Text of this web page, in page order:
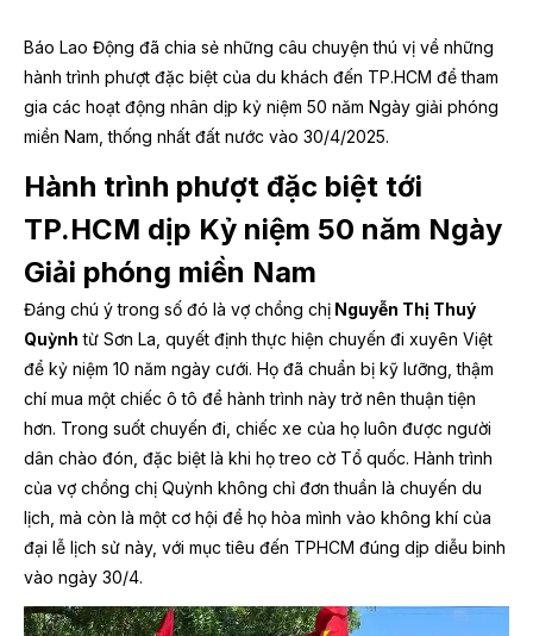
Báo Lao Động đã chia sẻ những câu chuyện thú vị về những
hành trình phượt đặc biệt của du khách đến TP.HCM để tham
gia các hoạt động nhân dịp kỷ niệm 50 năm Ngày giải phóng
miền Nam, thống nhất đất nước vào 30/4/2025.
Hành trình phượt đặc biệt tới
TP.HCM dịp Kỷ niệm 50 năm Ngày
Giải phóng miền Nam
Đáng chú ý trong số đó là vợ chồng chị Nguyễn Thị Thuý
Quỳnh từ Sơn La, quyết định thực hiện chuyến đi xuyên Việt
để kỷ niệm 10 năm ngày cưới. Họ đã chuẩn bị kỹ lưỡng, thậm
chí mua một chiếc ô tô để hành trình này trở nên thuận tiện
hơn. Trong suốt chuyến đi, chiếc xe của họ luôn được người
dân chào đón, đặc biệt là khi họ treo cờ Tổ quốc. Hành trình
của vợ chồng chị Quỳnh không chỉ đơn thuần là chuyến du
lịch, mà còn là một cơ hội để họ hòa mình vào không khí của
đại lễ lịch sử này, với mục tiêu đến TPHCM đúng dịp diễu binh
vào ngày 30/4.